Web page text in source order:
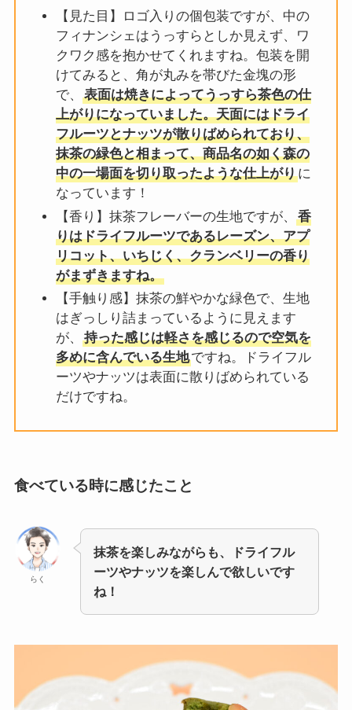
【見た目】ロゴ入りの個包装ですが、中の
フィナンシェはうっすらとしか見えず、ワ
クワク感を抱かせてくれますね。包装を開
けてみると、角が丸みを帯びた金塊の形
で、
表面は焼きによってうっすら茶色の仕
上がりになっていました。天面にはドライ
フルーツとナッツが散りばめられており、
抹茶の緑色と相まって、商品名の如く森の
中の一場面を切り取ったような仕上がりに
なっています！
【香り】抹茶フレーバーの生地ですが、
香
りはドライフルーツであるレーズン、アプ
リコット、いちじく、クランベリーの香り
がまずきますね。
【手触り感】抹茶の鮮やかな緑色で、生地
はぎっしり詰まっているように見えます
が、
持った感じは軽さを感じるので空気を
多めに含んでいる生地ですね。ドライフル
ーツやナッツは表面に散りばめられている
だけですね。
食べている時に感じたこと
らく
抹茶を楽しみながらも、ドライフル
ーツやナッツを楽しんで欲しいです
ね！